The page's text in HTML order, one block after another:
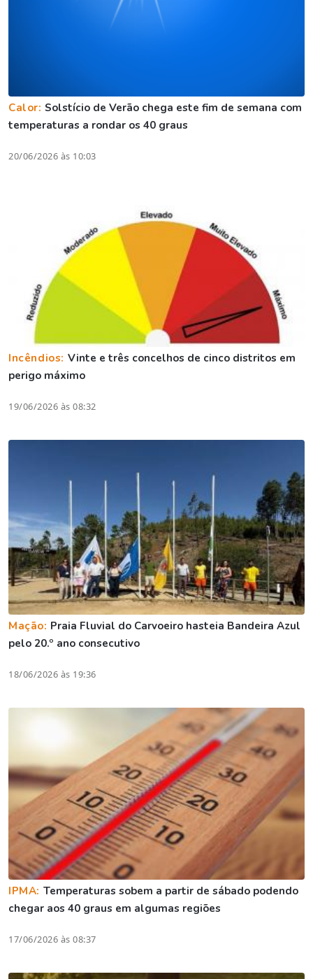
Calor:Solstício de Verão chega este fim de semana com
temperaturas a rondar os 40 graus
20/06/2026 às 10:03
Incêndios: Vinte e três concelhos de cinco distritos em
perigo máximo
19/06/2026 às 08:32
Mação: Praia Fluvial do Carvoeiro hasteia Bandeira Azul
pelo 20.º ano consecutivo
18/06/2026 às 19:36
IPMA: Temperaturas sobem a partir de sábado podendo
chegar aos 40 graus em algumas regiões
17/06/2026 às 08:37